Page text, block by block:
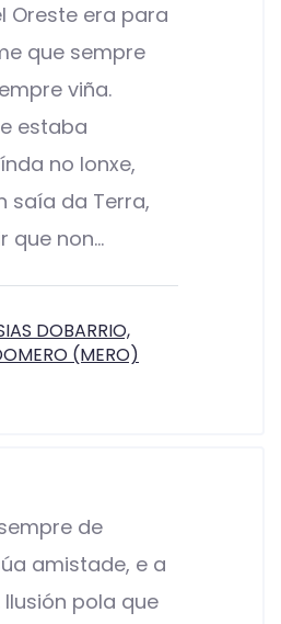
Oreste era para
que sempre
viña.
estaba
no lonxe,
saía da Terra,
que non…
DOBARRIO,
(MERO)
de
amistade, e a
Ilusión pola que